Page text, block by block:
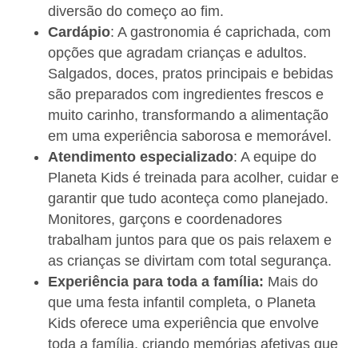
diversão do começo ao fim.
Cardápio: A gastronomia é caprichada, com
opções que agradam crianças e adultos.
Salgados, doces, pratos principais e bebidas
são preparados com ingredientes frescos e
muito carinho, transformando a alimentação
em uma experiência saborosa e memorável.
Atendimento especializado: A equipe do
Planeta Kids é treinada para acolher, cuidar e
garantir que tudo aconteça como planejado.
Monitores, garçons e coordenadores
trabalham juntos para que os pais relaxem e
as crianças se divirtam com total segurança.
Experiência para toda a família: Mais do
que uma festa infantil completa, o Planeta
Kids oferece uma experiência que envolve
toda a família, criando memórias afetivas que